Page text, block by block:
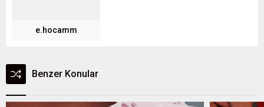
e.hocamm
Benzer Konular